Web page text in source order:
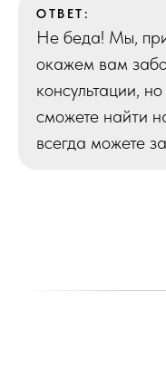
ОТВЕТ:
Не беда! Мы,
окажем вам
консультации,
сможете найти
всегда можете